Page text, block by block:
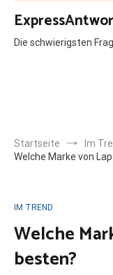
Zum
Inhalt
springen
Die schwierigsten
Startseite
Im
Welche Marke von
IM TREND
Welche
besten?